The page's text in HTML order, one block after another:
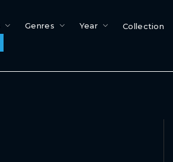
Genres Year
Collection